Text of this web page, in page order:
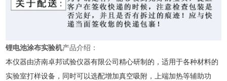
锂电池涂布实验机产品介绍：
本仪器由济南卓邦试验仪器有限公司精心研制的，适用于各种材料的
实验室打样设备，同时可以选配增加真空吸附，上端加热等辅助功